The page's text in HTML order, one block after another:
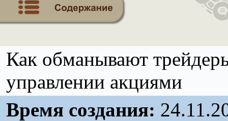
Как обманывают
управлении акциями
Время создания: